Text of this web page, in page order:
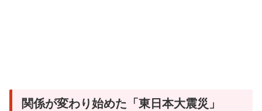
関係が変わり始めた「東日本大震災」